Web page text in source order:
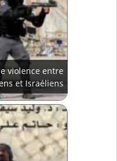
violence entre
et Israéliens